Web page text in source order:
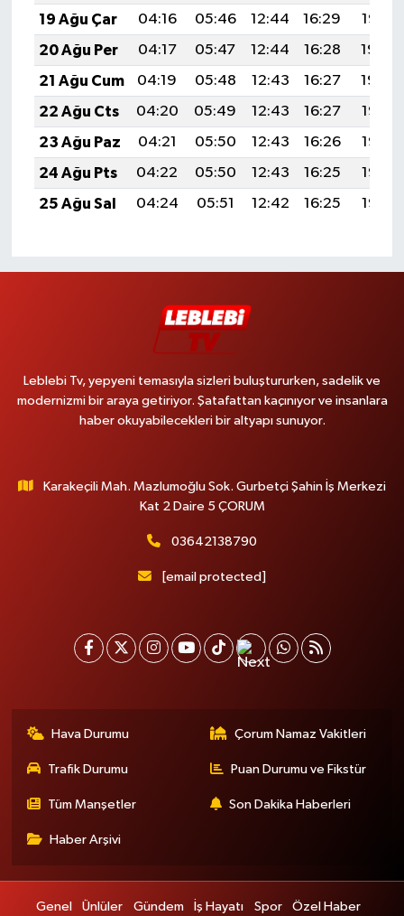
19 Ağu Çar
04:16 05:46 12:44 16:29
19:32
20 Ağu Per
04:17 05:47 12:44 16:28
19:30
21 Ağu Cum
04:19 05:48 12:43 16:27
19:29
22 Ağu Cts
04:20 05:49 12:43 16:27
19:28
23 Ağu Paz
04:21 05:50 12:43 16:26
19:26
24 Ağu Pts
04:22 05:50 12:43 16:25
19:25
25 Ağu Sal
04:24 05:51 12:42 16:25 19:23
Leblebi Tv, yepyeni temasıyla sizleri buluştururken, sadelik ve
modernizmi bir araya getiriyor. Şatafattan kaçınıyor ve insanlara
haber okuyabilecekleri bir altyapı sunuyor.
Karakeçili Mah. Mazlumoğlu Sok. Gurbetçi Şahin İş Merkezi
Kat 2 Daire 5 ÇORUM
03642138790
[email protected]
Hava Durumu Çorum Namaz Vakitleri
Trafik Durumu Puan Durumu ve Fikstür
Tüm Manşetler Son Dakika Haberleri
Haber Arşivi
Genel Ünlüler Gündem İş Hayatı Spor Özel Haber